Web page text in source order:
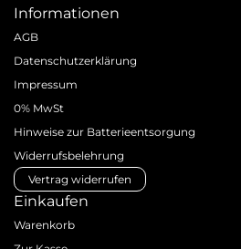
Informationen
AGB
Datenschutzerklärung
Impressum
0% MwSt
Hinweise zur Batterieentsorgung
Widerrufsbelehrung
Vertrag widerrufen
Einkaufen
Warenkorb